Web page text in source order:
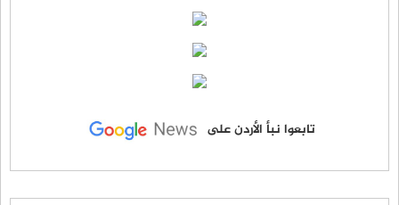
تابعوا نبأ الأردن على